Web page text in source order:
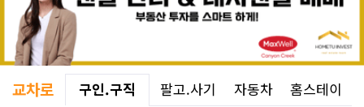
교차로 구인.구직 팔고.사기 자동차 홈스테이